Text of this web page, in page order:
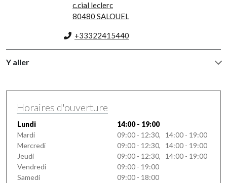
c.cial leclerc
80480 SALOUEL
+33322415440
Y aller
Horaires d'ouverture
Lundi
14:00 - 19:00
Mardi
09:00 - 12:30, 14:00 - 19:00
Mercredi
09:00 - 12:30, 14:00 - 19:00
Jeudi
09:00 - 12:30, 14:00 - 19:00
Vendredi
09:00 - 19:00
Samedi
09:00 - 18:00